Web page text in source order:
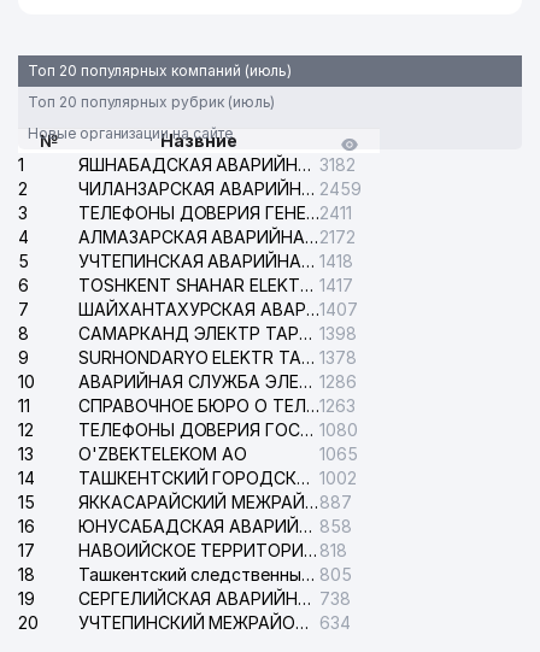
Топ 20 популярных компаний (июль)
Топ 20 популярных рубрик (июль)
Новые организации на сайте
№
Назвние
1
ЯШНАБАДСКАЯ АВАРИЙНАЯ СЛУЖБА ЭЛЕКТРОСЕТИ 3182
2
ЧИЛАНЗАРСКАЯ АВАРИЙНАЯ СЛУЖБА ЭЛЕКТРОСЕТИ 2459
3
ТЕЛЕФОНЫ ДОВЕРИЯ ГЕНЕРАЛЬНОЙ ПРОКУРАТУРЫ РЕСПУБЛИКИ УЗБЕКИСТАН2411
4
АЛМАЗАРСКАЯ АВАРИЙНАЯ СЛУЖБА ЭЛЕКТРОСЕТИ2172
5
УЧТЕПИНСКАЯ АВАРИЙНАЯ СЛУЖБА ЭЛЕКТРОСЕТИ 1418
6
TOSHKENT SHAHAR ELEKTR TARMOQLARI KORXONASI АО 1417
7
ШАЙХАНТАХУРСКАЯ АВАРИЙНАЯ СЛУЖБА ЭЛЕКТРОСЕТИ1407
8
САМАРКАНД ЭЛЕКТР ТАРМОКЛАРИ АО 1398
9
SURHONDARYO ELEKTR TARMOKLARI АО 1378
10
АВАРИЙНАЯ СЛУЖБА ЭЛЕКТРОСЕТИ ТАШКЕНТСКОГО РАЙОНА 1286
11
СПРАВОЧНОЕ БЮРО О ТЕЛЕФОНАХ ОРГАНИЗАЦИЙ г. ТАШКЕНТА1263
12
ТЕЛЕФОНЫ ДОВЕРИЯ ГОСУДАРСТВЕННОГО ЦЕНТРА ТЕСТИРОВАНИЯ 1080
13
O'ZBEKTELEKOM АО
1065
14
ТАШКЕНТСКИЙ ГОРОДСКОЙ СУД ПО ГРАЖДАНСКИМ ДЕЛАМ 1002
15
ЯККАСАРАЙСКИЙ МЕЖРАЙОННЫЙ СУД ПО ГРАЖДАНСКИМ ДЕЛАМ887
16
ЮНУСАБАДСКАЯ АВАРИЙНАЯ СЛУЖБА ЭЛЕКТРОСЕТИ 858
17
НАВОИЙСКОЕ ТЕРРИТОРИАЛЬНОЕ ПРЕДПРИЯТИЕ ЭЛЕКТРОСЕТИ АО 818
18
Ташкентский следственный изолятор 805
19
СЕРГЕЛИЙСКАЯ АВАРИЙНАЯ СЛУЖБА ЭЛЕКТРОСЕТИ 738
20
УЧТЕПИНСКИЙ МЕЖРАЙОННЫЙ СУД ПО ГРАЖДАНСКИМ ДЕЛАМ 634